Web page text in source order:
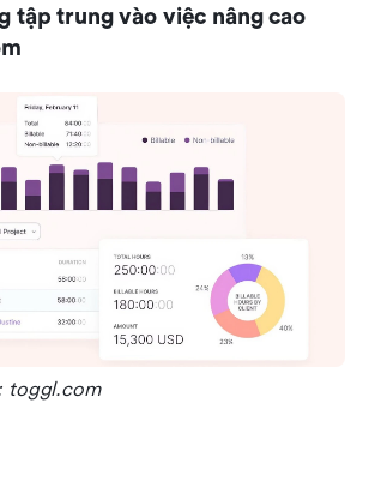
tập trung vào việc nâng cao
toggl.com